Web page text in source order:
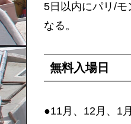
5日以内にパリ/
なる。
無料入場日
●11月、12月、1